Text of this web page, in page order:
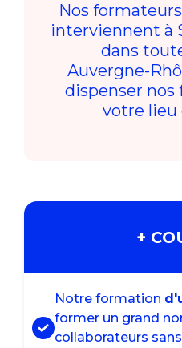
Nos
interviennent à
dans
Auvergne-
dispenser nos
votre lieu
+
Notre formation
former un grand
collaborateurs